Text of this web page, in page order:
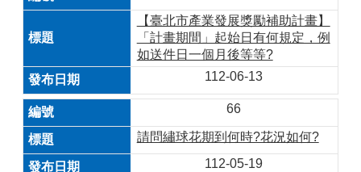
【臺北市產業發展獎勵補助計畫】
「計畫期間」起始日有何規定，例
如送件日一個月後等等?
112-06-13
66
請問繡球花期到何時?花況如何?
112-05-19